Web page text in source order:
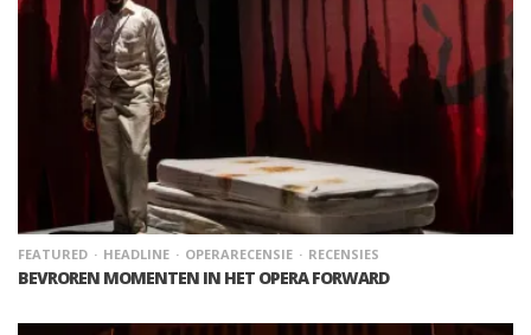
FEATURED HEADLINE OPERARECENSIE RECENSIES
BEVROREN MOMENTEN IN HET OPERA FORWARD